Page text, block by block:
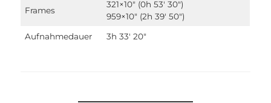
Frames
321×10″ (0h 53′ 30″)
959×10″ (2h 39′ 50″)
Aufnahmedauer 3h 33′ 20″